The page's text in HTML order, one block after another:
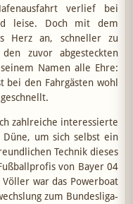
verlief bei
leise. Doch mit dem
Herz an, schneller zu
zuvor abgesteckten
Namen alle Ehre:
den Fahrgästen wohl
zahlreiche interessierte
Düne, um sich selbst ein
Technik dieses
von Bayer 04
war das Powerboat
zum Bundesliga-